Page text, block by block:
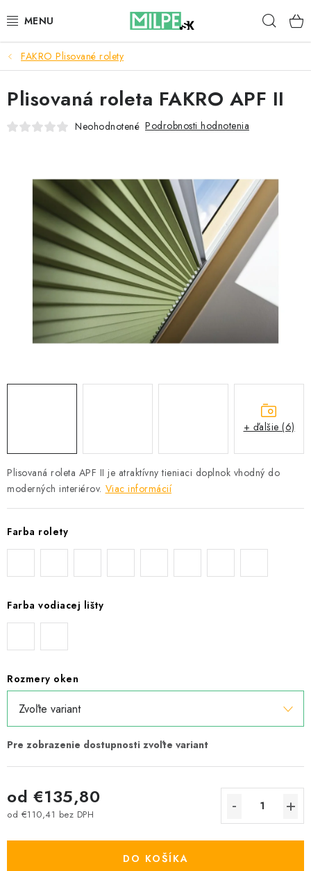
na
STREŠNÉ OKNÁ
PODKROVNÉ SCHODY
DOM A ZÁHRADA
KONTAKTY
Reklamace a vrácení zboží
Zásady používania súborov cookie
Podmínky ochrany osobních údajů
Obchodní podmínky
Mapa webu Milpe.sk
FAKRO Plisované rolety
Plisovaná roleta APF II je atraktívny tieniaci doplnok vhodný do
moderných interiérov. Viac informácií
Farba rolety
Farba vodiacej lišty
Rozmery oken
od €135,80
od €110,41 bez DPH
DO KOŠÍKA
Plisovaná roleta FAKRO APF II
Neohodnotené Podrobnosti hodnotenia
+ ďalšie (6)